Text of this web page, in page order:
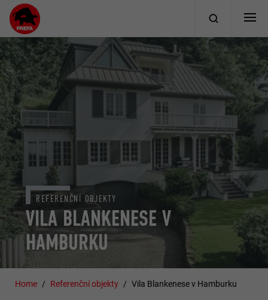
VILA BLANKENESE V
HAMBURKU
REFERENČNÍ OBJEKTY
Home Referenční objekty Vila Blankenese v Hamburku